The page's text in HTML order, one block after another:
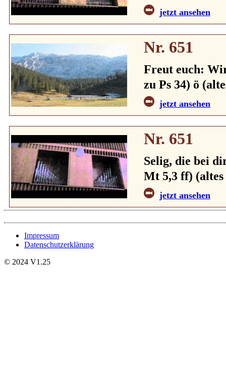
jetzt ansehen
Nr. 651
Freut euch:
zu Ps 34) ö
jetzt ansehen
Nr. 651
Selig, die bei
Mt 5,3 ff) (altes
jetzt ansehen
Impressum
Datenschutzerklärung
© 2024 V1.25